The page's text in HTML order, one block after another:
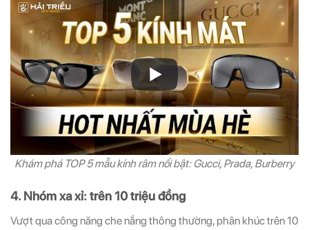
Khám phá TOP 5 mẫu kính râm nổi bật: Gucci, Prada, Burberry
4. Nhóm xa xỉ: trên 10 triệu đồng
Vượt qua công năng che nắng thông thường, phân khúc trên 10